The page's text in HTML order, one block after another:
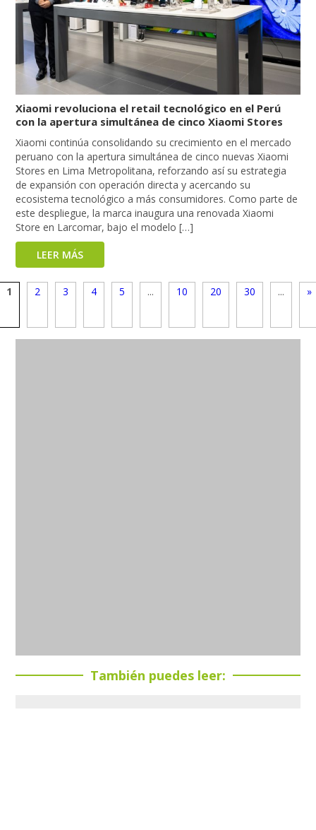
Xiaomi revoluciona el retail tecnológico en el Perú
con la apertura simultánea de cinco Xiaomi Stores
Xiaomi continúa consolidando su crecimiento en el mercado
peruano con la apertura simultánea de cinco nuevas Xiaomi
Stores en Lima Metropolitana, reforzando así su estrategia
de expansión con operación directa y acercando su
ecosistema tecnológico a más consumidores. Como parte de
este despliegue, la marca inaugura una renovada Xiaomi
Store en Larcomar, bajo el modelo […]
LEER MÁS
1 2 3 4 5 ... 10 20 30 ... »
También puedes leer: